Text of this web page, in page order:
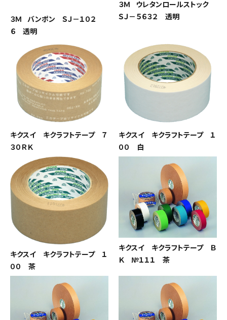
３Ｍ バンポン ＳＪ－１０２
６ 透明
３Ｍ ウレタンロールストック
ＳＪ－５６３２ 透明
キクスイ キクラフトテープ ７
３０ＲＫ
キクスイ キクラフトテープ １
００ 白
キクスイ キクラフトテープ １
００ 茶
キクスイ キクラフトテープ Ｂ
Ｋ №１１１ 茶